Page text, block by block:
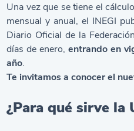
Una vez que se tiene el
mensual y anual, el INEGI
Diario Oficial de la
días de enero,entrando en
año.
Te invitamos a conocer el
¿Para qué sirve la